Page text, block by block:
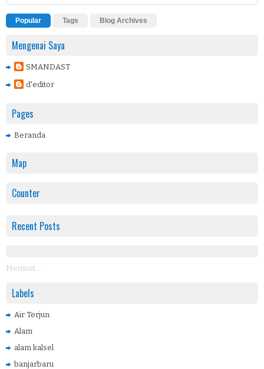
Popular Tags Blog Archives
Mengenai Saya
SMANDAST
d'editor
Pages
Beranda
Map
Counter
Recent Posts
Memuat...
Labels
Air Terjun
Alam
alam kalsel
banjarbaru